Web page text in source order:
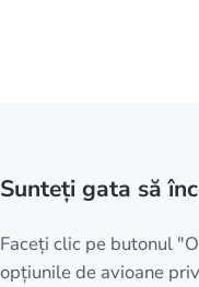
Sunteți gata să
Faceți clic pe butonul
opțiunile de avioane